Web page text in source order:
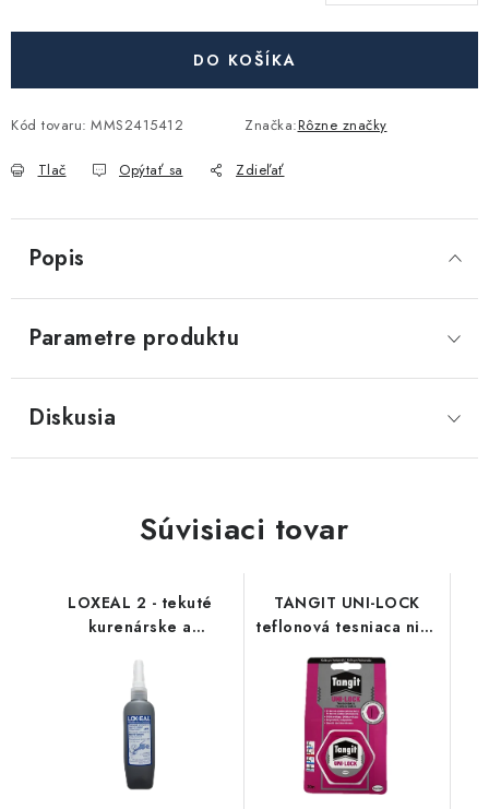
Akcie, Zľavy
Podmienky ochrany osobných údajov
Obchodné podmienky požičovne náradia
Moja objednávka
DO KOŠÍKA
Kód tovaru: MMS2415412 Značka:Rôzne značky
Tlač Opýtať sa Zdieľať
Popis
Parametre produktu
Diskusia
Súvisiaci tovar
LOXEAL 2 - tekuté
kurenárske a
- 100ml
TANGIT UNI-LOCK
teflonová tesniaca niť (
vlákno ), prevádzková
teplota -20°C / +130°C
- 20m